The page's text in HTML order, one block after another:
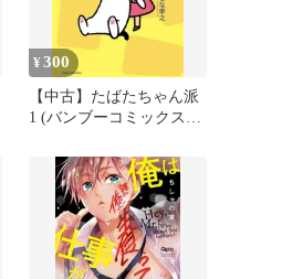
¥300
【中古】たばたちゃん派
1 (バンブーコミックス)